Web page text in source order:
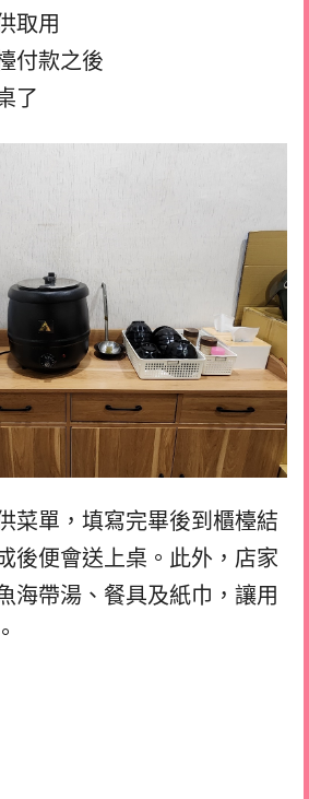
取用
付款之後
了
菜單，填寫完畢後到櫃檯結
後便會送上桌。此外，店家
海帶湯、餐具及紙巾，讓用